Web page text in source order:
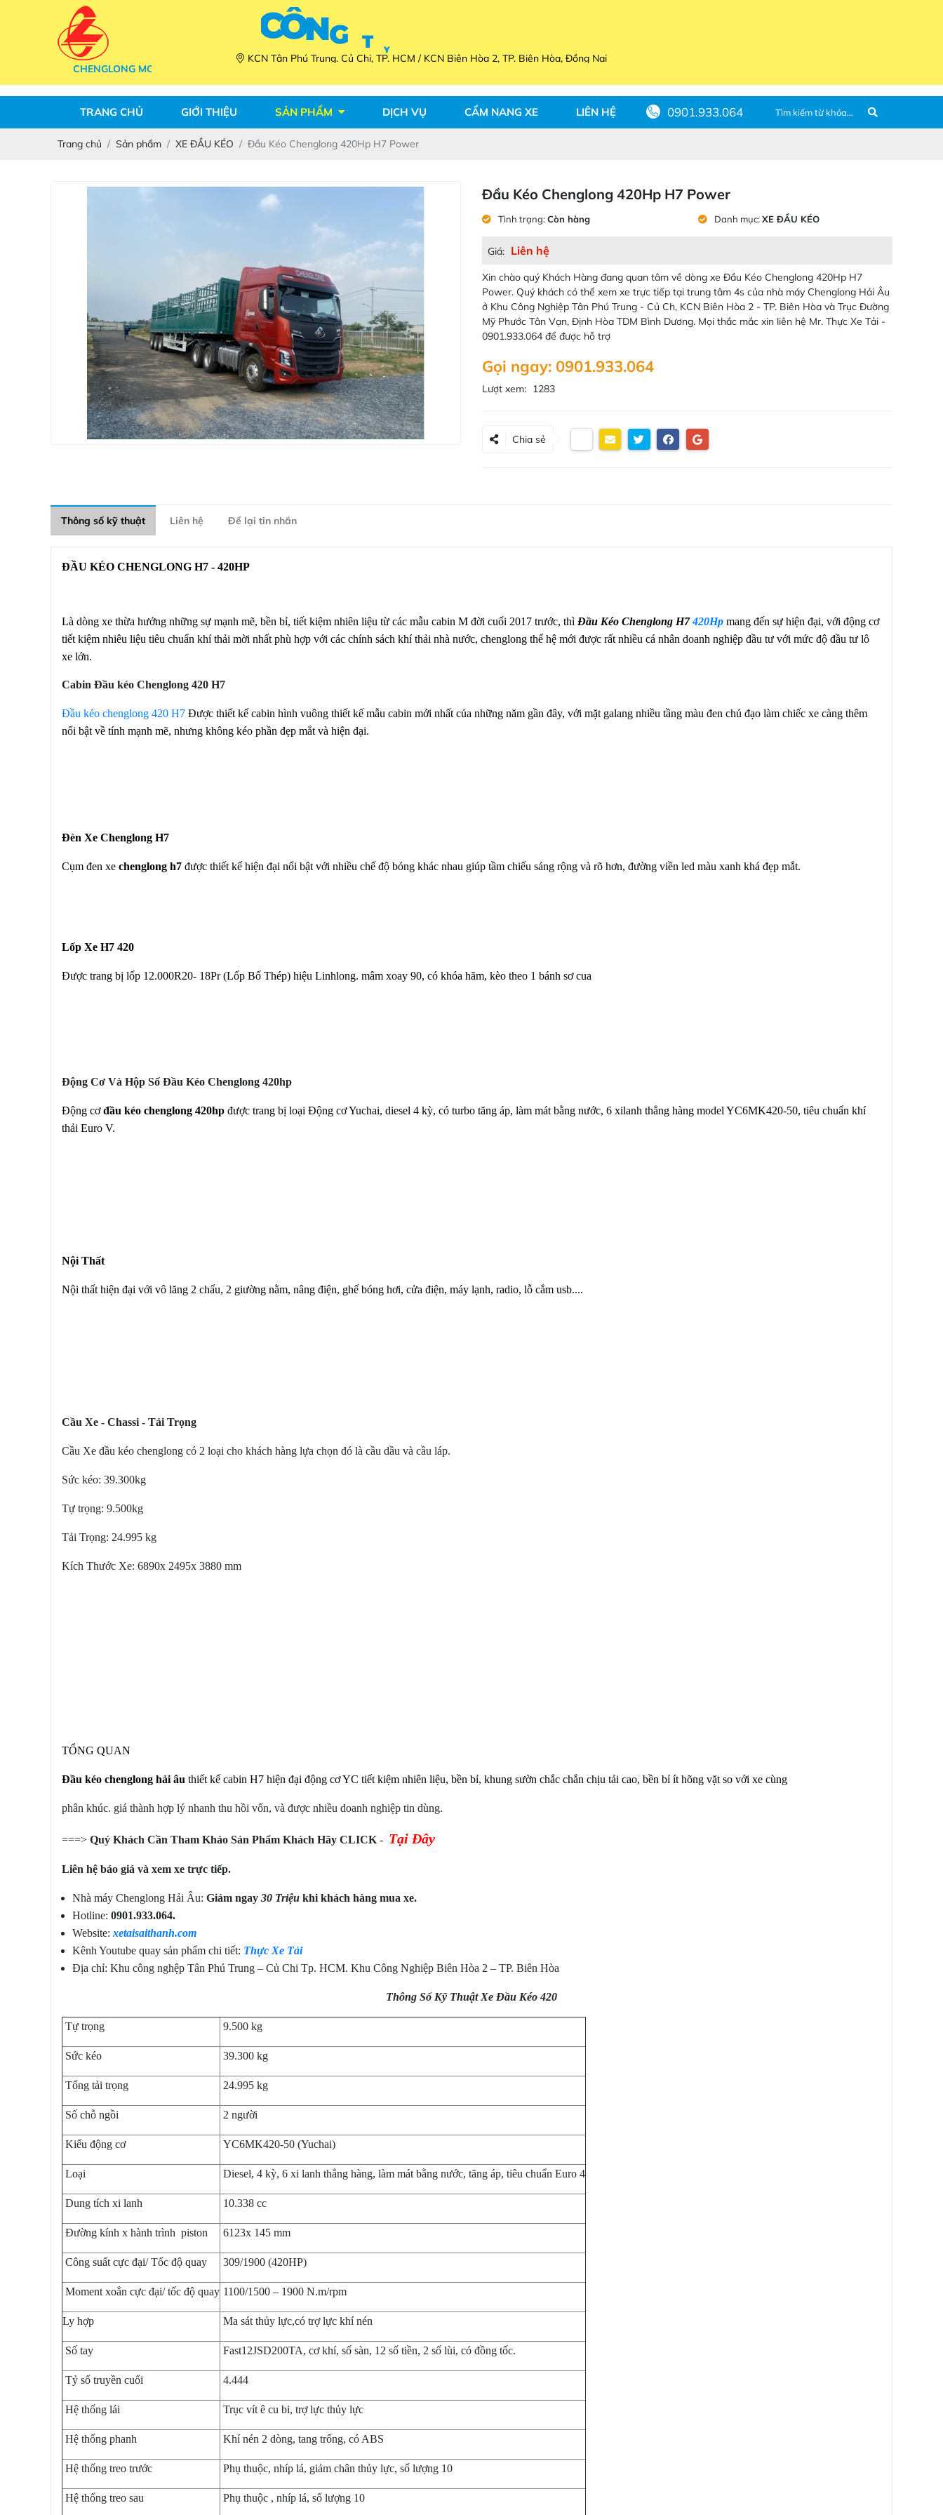
CHENGLONG MOTOR
CÔNG T
KCN Tân Phú Trung. Củ Chi, TP. HCM / KCN Biên Hòa 2, TP. Biên Hòa, Đồng Nai
TRANG CHỦ GIỚI THIỆU SẢN PHẨM DỊCH VỤ CẨM NANG XE LIÊN HỆ 0901.933.064
Trang chủ Sản phẩm XE ĐẦU KÉO Đầu Kéo Chenglong 420Hp H7 Power
Đầu Kéo Chenglong 420Hp H7 Power
Tình trạng:Còn hàng Danh mục: XE ĐẦU KÉO
Giá: Liên hệ
Xin chào quý Khách Hàng đang quan tâm về dòng xe Đầu Kéo Chenglong 420Hp H7
Power. Quý khách có thể xem xe trực tiếp tại trung tâm 4s của nhà máy Chenglong Hải Âu
ở Khu Công Nghiệp Tân Phú Trung - Củ Ch, KCN Biên Hòa 2 - TP. Biên Hòa và Trục Đường
Mỹ Phước Tân Vạn, Định Hòa TDM Bình Dương. Mọi thắc mắc xin liên hệ Mr. Thực Xe Tải -
0901.933.064 để được hỗ trợ
Gọi ngay: 0901.933.064
Lượt xem: 1283
Chia sẻ
Thông số kỹ thuật Liên hệ Để lại tin nhắn
ĐẦU KÉO CHENGLONG H7 - 420HP
Là dòng xe thừa hưởng những sự mạnh mẽ, bền bỉ, tiết kiệm nhiên liệu từ các mẫu cabin M đời cuối 2017 trước, thì Đầu Kéo Chenglong H7420Hp mang đến sự hiện đại, với động cơ
tiết kiệm nhiêu liệu tiêu chuẩn khí thải mời nhất phù hợp với các chính sách khí thải nhà nước, chenglong thế hệ mới được rất nhiều cá nhân doanh nghiệp đầu tư với mức độ đầu tư lô
xe lớn.
Cabin Đầu kéo Chenglong 420 H7
Đầu kéo chenglong 420 H7 Được thiết kế cabin hình vuông thiết kế mẫu cabin mới nhất của những năm gần đây, với mặt galang nhiều tầng màu đen chủ đạo làm chiếc xe càng thêm
nổi bật về tính mạnh mẽ, nhưng không kéo phần đẹp mắt và hiện đại.
Đèn Xe Chenglong H7
Cụm đen xe chenglong h7 được thiết kế hiện đại nổi bật với nhiều chế độ bóng khác nhau giúp tầm chiếu sáng rộng và rõ hơn, đường viền led màu xanh khá đẹp mắt.
Lốp Xe H7 420
Được trang bị lốp 12.000R20- 18Pr (Lốp Bố Thép) hiệu Linhlong. mâm xoay 90, có khóa hãm, kèo theo 1 bánh sơ cua
Động Cơ Và Hộp Số Đầu Kéo Chenglong 420hp
Động cơđầu kéo chenglong 420hp được trang bị loại Động cơ Yuchai, diesel 4 kỳ, có turbo tăng áp, làm mát bằng nước, 6 xilanh thẳng hàng model YC6MK420-50, tiêu chuẩn khí
thải Euro V.
Nội Thất
Nội thất hiện đại với vô lăng 2 chấu, 2 giường nằm, nâng điện, ghế bóng hơi, cửa điện, máy lạnh, radio, lỗ cắm usb....
Cầu Xe - Chassi - Tải Trọng
Cầu Xe đầu kéo chenglong có 2 loại cho khách hàng lựa chọn đó là cầu dầu và cầu láp.
Sức kéo: 39.300kg
Tự trọng: 9.500kg
Tải Trọng: 24.995 kg
Kích Thước Xe: 6890x 2495x 3880 mm
TỔNG QUAN
Đầu kéo chenglong hải âu thiết kế cabin H7 hiện đại động cơ YC tiết kiệm nhiên liệu, bền bỉ, khung sườn chắc chắn chịu tải cao, bền bỉ ít hõng vặt so với xe cùng
phân khúc. giá thành hợp lý nhanh thu hồi vốn, và được nhiều doanh nghiệp tin dùng.
===> Quý Khách Cần Tham Khảo Sản Phẩm Khách Hãy CLICK - Tại Đây
Liên hệ báo giá và xem xe trực tiếp.
Nhà máy Chenglong Hải Âu: Giảm ngay 30 Triệu khi khách hàng mua xe.
Hotline: 0901.933.064.
Website: xetaisaithanh.com
Kênh Youtube quay sản phẩm chi tiết: Thực Xe Tải
Địa chỉ: Khu công nghệp Tân Phú Trung – Củ Chi Tp. HCM. Khu Công Nghiệp Biên Hòa 2 – TP. Biên Hòa
Thông Số Kỹ Thuật Xe Đầu Kéo 420
Tự trọng 9.500 kg
Sức kéo 39.300 kg
Tổng tải trọng 24.995 kg
Số chỗ ngồi 2 người
Kiểu động cơ YC6MK420-50 (Yuchai)
Loại Diesel, 4 kỳ, 6 xi lanh thẳng hàng, làm mát bằng nước, tăng áp, tiêu chuẩn Euro 4
Dung tích xi lanh 10.338 cc
Đường kính x hành trình piston 6123x 145 mm
Công suất cực đại/ Tốc độ quay 309/1900 (420HP)
Moment xoắn cực đại/ tốc độ quay 1100/1500 – 1900 N.m/rpm
Ly hợp Ma sát thủy lực,có trợ lực khí nén
Số tay Fast12JSD200TA, cơ khí, số sàn, 12 số tiền, 2 số lùi, có đồng tốc.
Tỷ số truyền cuối 4.444
Hệ thống lái Trục vít ê cu bi, trợ lực thủy lực
Hệ thống phanh Khí nén 2 dòng, tang trống, có ABS
Hệ thống treo trước Phụ thuộc, nhíp lá, giảm chân thủy lực, số lượng 10
Hệ thống treo sau Phụ thuộc , nhíp lá, số lượng 10